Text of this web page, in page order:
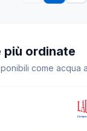
più ordinate
come acqua